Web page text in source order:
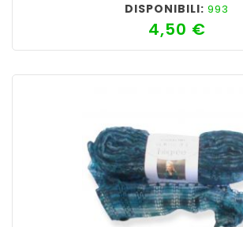
DISPONIBILI: 993
4,50 €Prezzo